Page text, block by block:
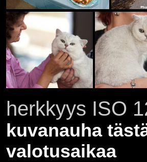
herkkyys ISO
kuvanauha
valotusaikaa